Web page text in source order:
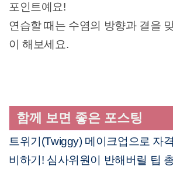
포인트예요!
연습할 때는 수염의 방향과 결을
이 해보세요.
함께 보면 좋은 포스팅
트위기(Twiggy) 메이크업으로 자
비하기! 심사위원이 반해버릴 팁